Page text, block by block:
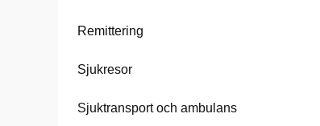
Remittering
Sjukresor
Sjuktransport och ambulans